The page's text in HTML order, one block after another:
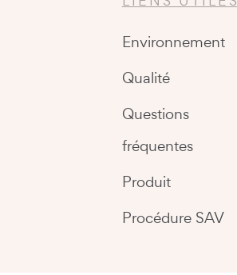
Environnement
Qualité
Questions
fréquentes
Produit
Procédure SAV